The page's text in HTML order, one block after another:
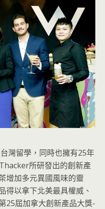
灣留學，同時也擁有25年
所研發出的創新產
增加多元異國風味的靈
得以拿下北美最具權威、
25屆加拿大創新產品大獎-